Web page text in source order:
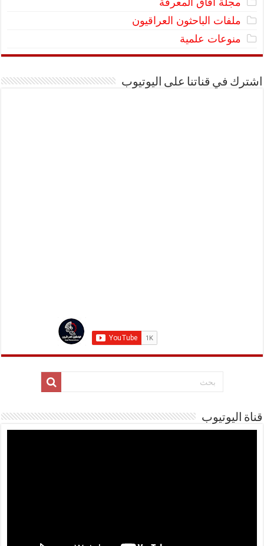
مجلة آفاق المعرفة
ملفات الباحثون العراقيون
منوعات علمية
اشترك في قناتنا على اليوتيوب
قناة اليوتيوب